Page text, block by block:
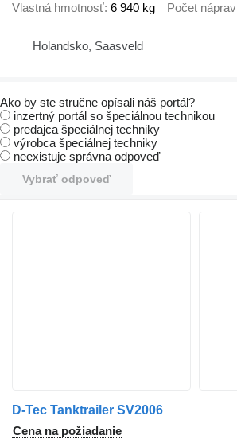
Vlastná hmotnosť 6 940 kg Počet náprav
Holandsko, Saasveld
Ako by ste stručne opísali náš portál?
inzertný portál so špeciálnou technikou
predajca špeciálnej techniky
výrobca špeciálnej techniky
neexistuje správna odpoveď
Vybrať odpoveď
D-Tec Tanktrailer SV2006
Cena na požiadanie